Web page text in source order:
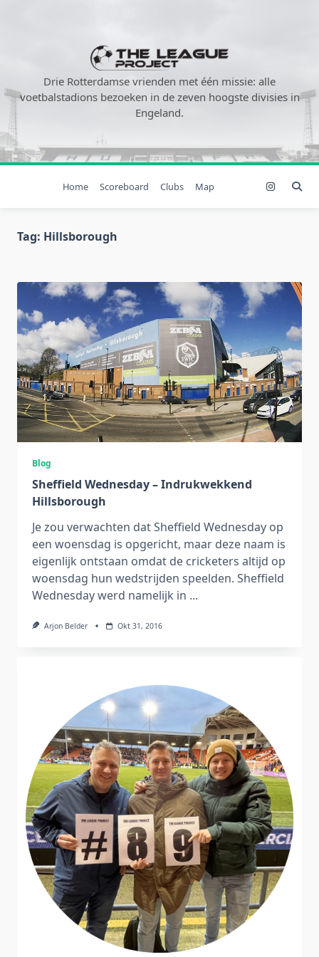
Drie Rotterdamse vrienden met één missie: alle
voetbalstadions bezoeken in de zeven hoogste divisies in
Engeland.
Home Scoreboard Clubs Map
Tag: Hillsborough
Blog
Sheffield Wednesday – Indrukwekkend
Hillsborough
Je zou verwachten dat Sheffield Wednesday op
een woensdag is opgericht, maar deze naam is
eigenlijk ontstaan omdat de cricketers altijd op
woensdag hun wedstrijden speelden. Sheffield
Wednesday werd namelijk in ...
Arjon Belder Okt 31, 2016